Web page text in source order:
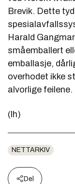
Brevik. Dette
Harald
småemballert
emballasje,
overhodet ikke
alvorlige feilene.
(lh)
NETTARKIV
Del